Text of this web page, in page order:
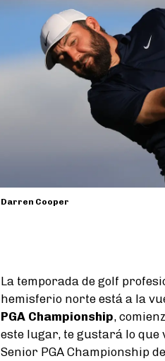
Darren Cooper
La temporada de golf
hemisferio norte está a la
PGA Championship,
este lugar, te gustará lo que
Senior PGA Championship